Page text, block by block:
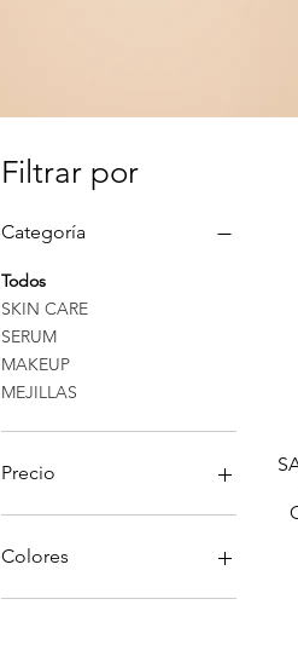
Filtrar por
Categoría
Todos
SKIN CARE
SERUM
MAKEUP
MEJILLAS
Precio
1200 CRC
Colores
#01. Blonde